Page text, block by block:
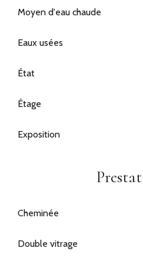
Moyen d'eau chaude
Eaux usées
État
Étage
Exposition
Cheminée
Double vitrage